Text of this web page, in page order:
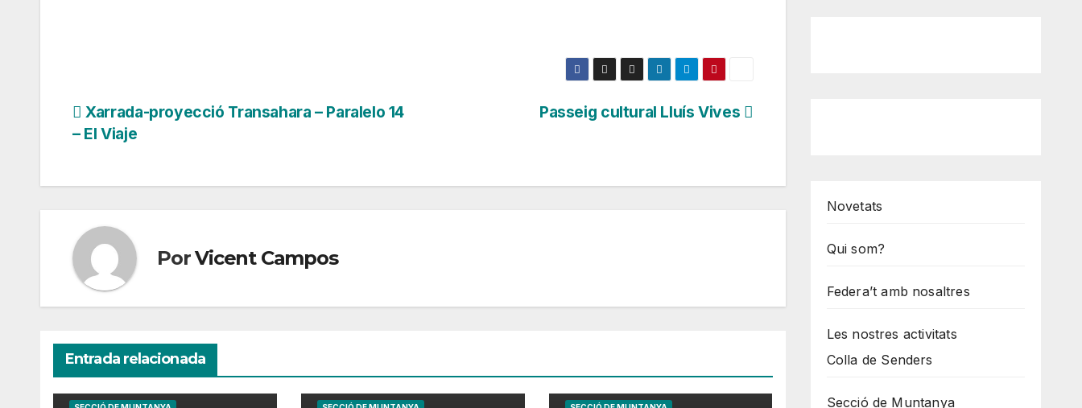
Navegación
entradas
Passeig cultural Lluís Vives
Xarrada-proyecció Transahara – Paralelo 14
– El Viaje
PorVicent Campos
Entrada relacionada
Novetats
Qui som?
Federa’t amb nosaltres
Les nostres activitats
Colla de Senders
Secció de Muntanya